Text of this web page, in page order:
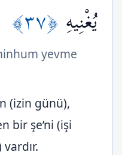
يُغْنِيهِ ﴿٣٧﴾
yevme
(izin günü),
bir şe’ni (işi